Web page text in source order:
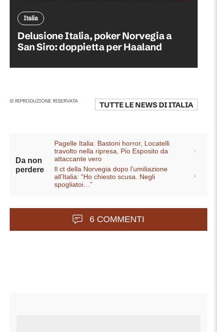
Italia
Delusione Italia, poker Norvegia a
San Siro: doppietta per Haaland
© RIPRODUZIONE RISERVATA TUTTE LE NEWS DIITALIA
Da non
perdere
Pagelle Italia: Bastoni horror, Locatelli
travolto nella ripresa, Pio Esposito da
attaccante vero
Il ct della Norvegia dopo l’umiliazione
all’Italia: “Ho chiesto scusa. Negli
spogliatoi…”
6 COMMENTI